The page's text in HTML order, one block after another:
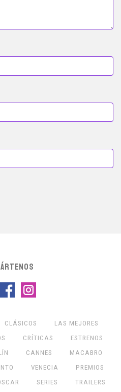
CLÁSICOS
LAS MEJORES
CRÍTICAS
ESTRENOS
CANNES
MACABRO
VENECIA
PREMIOS
SERIES TRAILERS